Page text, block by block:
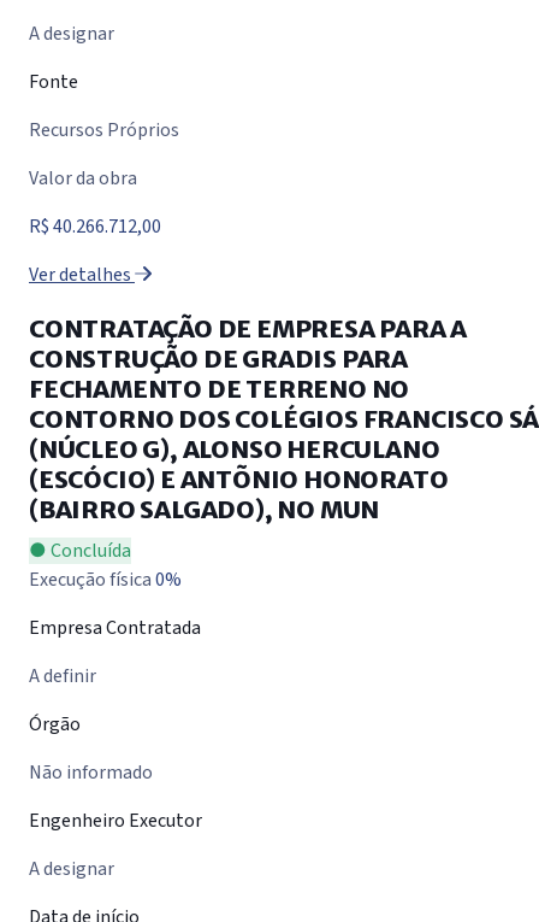
A designar
Fonte
Recursos Próprios
Valor da obra
R$ 40.266.712,00
Ver detalhes
CONTRATAÇÃO DE EMPRESA PARA A
CONSTRUÇÃO DE GRADIS PARA
FECHAMENTO DE TERRENO NO
CONTORNO DOS COLÉGIOS FRANCISCO SÁ
(NÚCLEO G), ALONSO HERCULANO
(ESCÓCIO) E ANTÕNIO HONORATO
(BAIRRO SALGADO), NO MUN
● Concluída
Execução física0%
Empresa Contratada
A definir
Órgão
Não informado
Engenheiro Executor
A designar